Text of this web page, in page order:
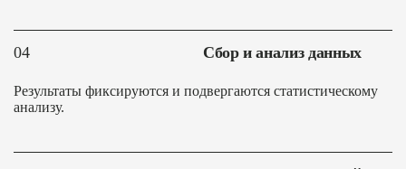
04 Сбор и анализ данных
Результаты фиксируются и подвергаются статистическому
анализу.